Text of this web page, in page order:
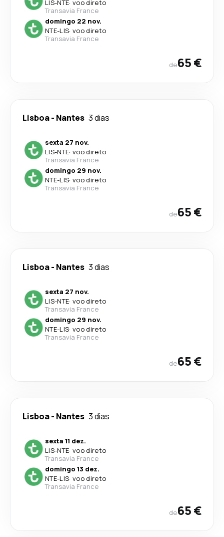
LIS-NTE· voo direto
Transavia France
domingo 22 nov.
NTE-LIS· voo direto
Transavia France
de65 €
Lisboa- Nantes 3 dias
sexta 27 nov.
LIS-NTE· voo direto
Transavia France
domingo 29 nov.
NTE-LIS· voo direto
Transavia France
de65 €
Lisboa- Nantes 3 dias
sexta 27 nov.
LIS-NTE· voo direto
Transavia France
domingo 29 nov.
NTE-LIS· voo direto
Transavia France
de65 €
Lisboa- Nantes 3 dias
sexta 11 dez.
LIS-NTE· voo direto
Transavia France
domingo 13 dez.
NTE-LIS· voo direto
Transavia France
de65 €